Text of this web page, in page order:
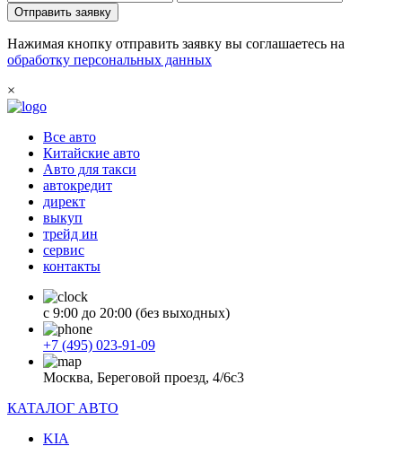
Отправить заявку
Нажимая кнопку отправить заявку вы соглашаетесь на
обработку персональных данных
×
Все авто
Китайские авто
Авто для такси
автокредит
директ
выкуп
трейд ин
сервис
контакты
с 9:00 до 20:00 (без выходных)
+7 (495) 023-91-09
Москва, Береговой проезд, 4/6с3
КАТАЛОГ АВТО
KIA